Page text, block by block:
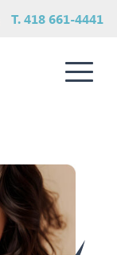
T. 418 661-4441